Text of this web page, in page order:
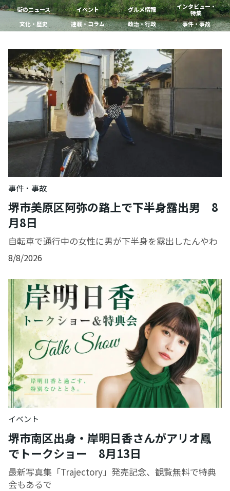
街のニュース イベント グルメ情報
インタビュー・
特集
文化・歴史
連載・コラム 政治・行政 事件・事故
事件・事故
堺市美原区阿弥の路上で下半身露出男 8
月8日
自転車で通行中の女性に男が下半身を露出したんやわ
8/8/2026
イベント
堺市南区出身・岸明日香さんがアリオ鳳
でトークショー 8月13日
最新写真集「Trajectory」発売記念、観覧無料で特典
会もあるで